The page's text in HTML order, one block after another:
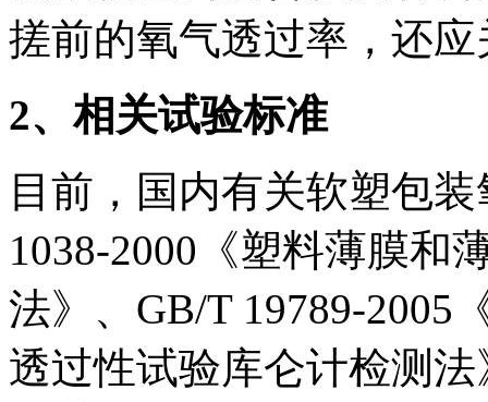
搓前的氧气透过率，还
2、相关试验标准
目前，国内有关软塑包
1038-2000《塑料薄膜和
法》、GB/T 19789-2005
透过性试验库仑计检测